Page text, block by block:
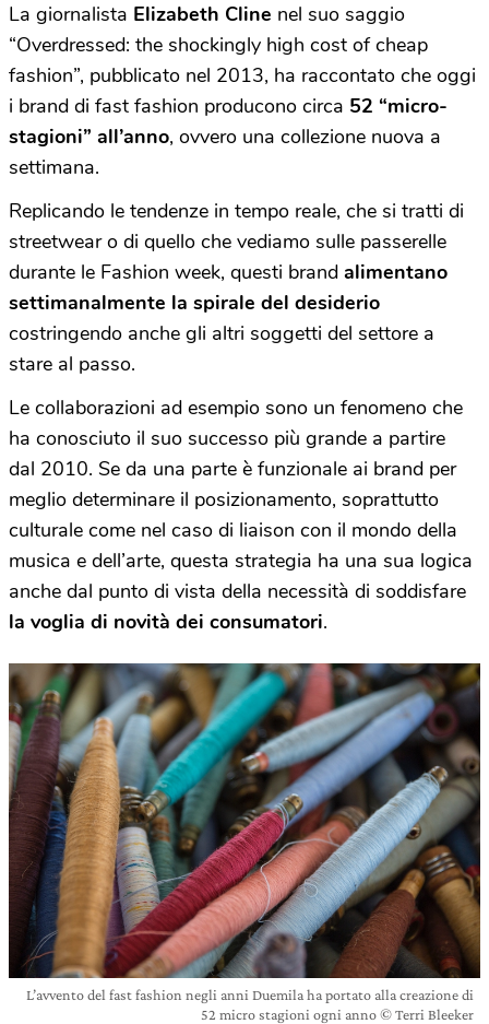
La giornalista Elizabeth Cline nel suo saggio
“Overdressed: the shockingly high cost of cheap
fashion”, pubblicato nel 2013, ha raccontato che oggi
i brand di fast fashion producono circa 52 “micro-
stagioni” all’anno, ovvero una collezione nuova a
settimana.
Replicando le tendenze in tempo reale, che si tratti di
streetwear o di quello che vediamo sulle passerelle
durante le Fashion week, questi brand alimentano
settimanalmente la spirale del desiderio
costringendo anche gli altri soggetti del settore a
stare al passo.
Le collaborazioni ad esempio sono un fenomeno che
ha conosciuto il suo successo più grande a partire
dal 2010. Se da una parte è funzionale ai brand per
meglio determinare il posizionamento, soprattutto
culturale come nel caso di liaison con il mondo della
musica e dell’arte, questa strategia ha una sua logica
anche dal punto di vista della necessità di soddisfare
la voglia di novità dei consumatori.
L’avvento del fast fashion negli anni Duemila ha portato alla creazione di
52 micro stagioni ogni anno © Terri Bleeker